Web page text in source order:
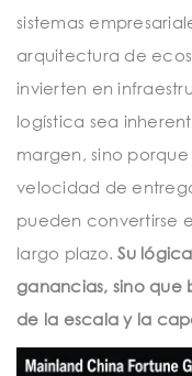
sistemas
arquitectura de
invierten en
logística sea
margen, sino
velocidad de
pueden convertirse
largo plazo.Su
ganancias, sino que
de la escala y la